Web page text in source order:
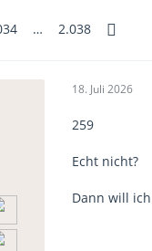
… 2.038
18. Juli 2026
259
Echt nicht?
Dann will